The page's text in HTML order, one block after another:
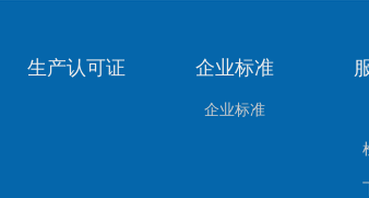
生产认可证 企业标准
企业标准